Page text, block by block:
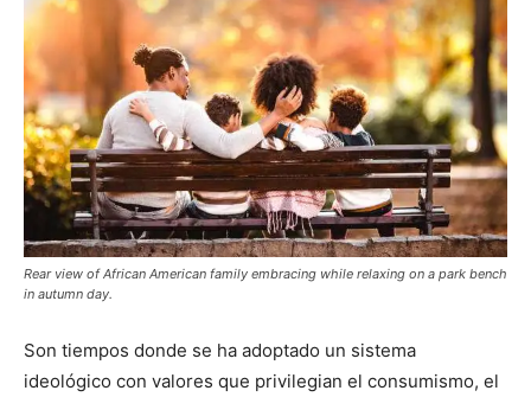
Rear view of African American family embracing while relaxing on a park bench
in autumn day.
Son tiempos donde se ha adoptado un sistema
ideológico con valores que privilegian el consumismo, el